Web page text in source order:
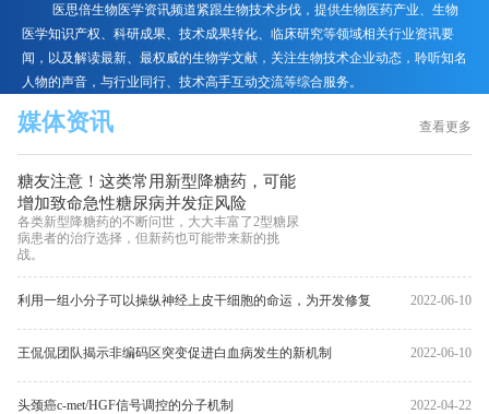
医思倍生物医学资讯频道紧跟生物技术步伐，提供生物医药产业、生物
医学知识产权、科研成果、技术成果转化、临床研究等领域相关行业资讯要
闻，以及解读最新、最权威的生物学文献，关注生物技术企业动态，聆听知名
人物的声音，与行业同行、技术高手互动交流等综合服务。
媒体资讯 查看更多
糖友注意！这类常用新型降糖药，可能
增加致命急性糖尿病并发症风险
各类新型降糖药的不断问世，大大丰富了2型糖尿
病患者的治疗选择，但新药也可能带来新的挑
战。
利用一组小分子可以操纵神经上皮干细胞的命运，为开发修复
大脑损伤方法更接近一步
2022-06-10
王侃侃团队揭示非编码区突变促进白血病发生的新机制 2022-06-10
头颈癌c-met/HGF信号调控的分子机制 2022-04-22